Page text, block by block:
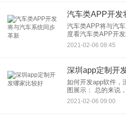
汽车类APP开发
汽车类APP将与汽车系统同步
度看汽车类APP开
载硬件系统目前并
性，这给app网站定
2021-02-06 08:45
深圳app定制开
如何开发app软件，流程怎样 手机
图展示： 总的来说，app软件开发流程大体上分为三
个阶段，即app开发
2021-02-06 09:00